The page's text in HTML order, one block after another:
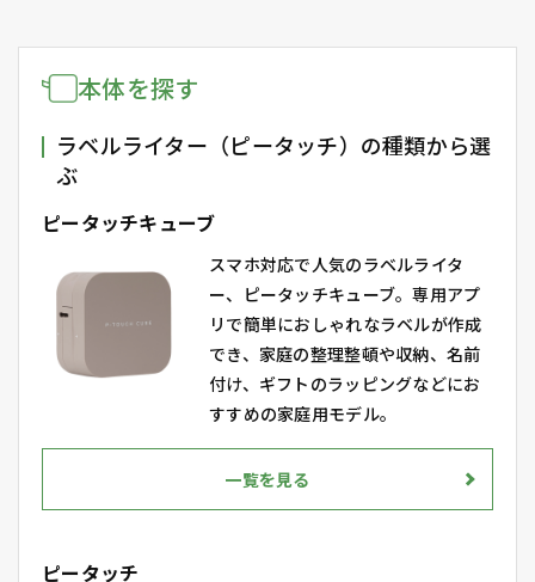
本体を探す
ラベルライター（ピータッチ）の種類から選
ぶ
ピータッチキューブ
スマホ対応で人気のラベルライタ
ー、ピータッチキューブ。専用アプ
リで簡単におしゃれなラベルが作成
でき、家庭の整理整頓や収納、名前
付け、ギフトのラッピングなどにお
すすめの家庭用モデル。
一覧を見る
ピータッチ